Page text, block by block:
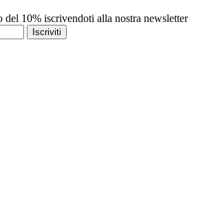
10% iscrivendoti alla nostra newsletter
Iscriviti